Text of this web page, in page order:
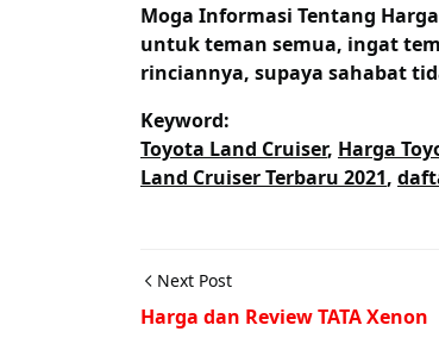
Moga Informasi Tentang
untuk teman semua, ingat
rinciannya, supaya sahabat
Keyword:
Toyota Land Cruiser, Harga
Land Cruiser Terbaru 2021,
Next Post
Harga dan Review TATA Xenon